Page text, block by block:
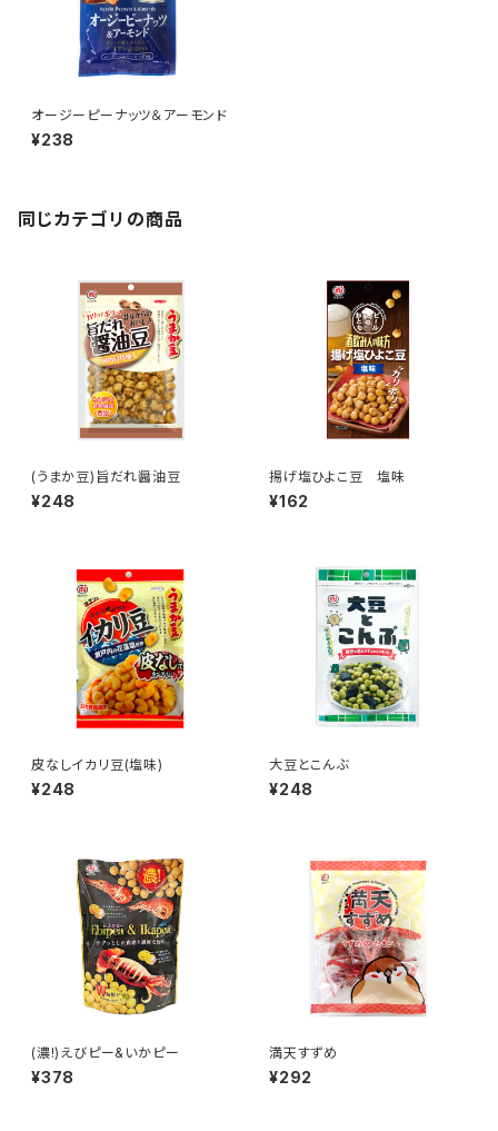
オージーピーナッツ＆アーモンド
¥238
同じカテゴリの商品
(うまか豆)旨だれ醤油豆
¥248
揚げ塩ひよこ豆 塩味
¥162
皮なしイカリ豆(塩味)
¥248
大豆とこんぶ
¥248
(濃!)えびピー&いかピー
¥378
満天すずめ
¥292